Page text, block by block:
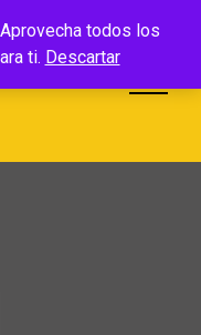
todos los
ti. Descartar